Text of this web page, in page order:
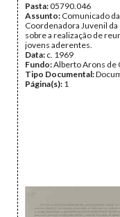
Pasta:05790.046
Assunto: Comunicado
Coordenadora Juvenil da
sobre a realização de
jovens aderentes.
Data: c. 1969
Fundo:Alberto Arons de
Tipo Documental:
Página(s): 1